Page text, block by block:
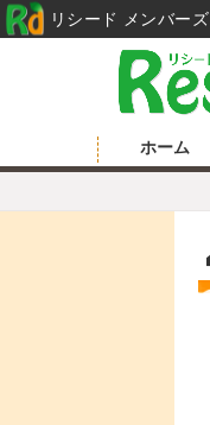
ホーム
リシード メンバーズ